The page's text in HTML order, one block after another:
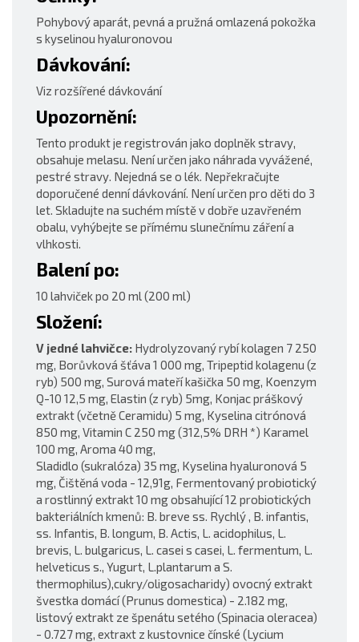
Pohybový aparát, pevná a pružná omlazená pokožka
s kyselinou hyaluronovou
Dávkování:
Viz rozšířené dávkování
Upozornění:
Tento produkt je registrován jako doplněk stravy,
obsahuje melasu. Není určen jako náhrada vyvážené,
pestré stravy. Nejedná se o lék. Nepřekračujte
doporučené denní dávkování. Není určen pro děti do 3
let. Skladujte na suchém místě v dobře uzavřeném
obalu, vyhýbejte se přímému slunečnímu záření a
vlhkosti.
Balení po:
10 lahviček po 20 ml (200 ml)
Složení:
V jedné lahvičce: Hydrolyzovaný rybí kolagen 7 250
mg, Borůvková šťáva 1 000 mg, Tripeptid kolagenu (z
ryb) 500 mg, Surová mateří kašička 50 mg, Koenzym
Q-10 12,5 mg, Elastin (z ryb) 5mg, Konjac práškový
extrakt (včetně Ceramidu) 5 mg, Kyselina citrónová
850 mg, Vitamin C 250 mg (312,5% DRH *) Karamel
100 mg, Aroma 40 mg,
Sladidlo (sukralóza) 35 mg, Kyselina hyaluronová 5
mg, Čištěná voda - 12,91g, Fermentovaný probiotický
a rostlinný extrakt 10 mg obsahující 12 probiotických
bakteriálních kmenů: B. breve ss. Rychlý , B. infantis,
ss. Infantis, B. longum, B. Actis, L. acidophilus, L.
brevis, L. bulgaricus, L. casei s casei, L. fermentum, L.
helveticus s., Yugurt, L.plantarum a S.
thermophilus),cukry/oligosacharidy) ovocný extrakt
švestka domácí (Prunus domestica) - 2.182 mg,
listový extrakt ze špenátu setého (Spinacia oleracea)
- 0.727 mg, extraxt z kustovnice čínské (Lycium